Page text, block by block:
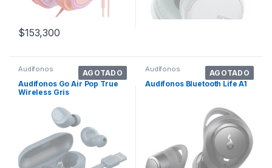
$153,300
AGOTADO
Audífonos
Audífonos Go Air Pop True
Wireless Gris
AGOTADO
Audífonos
Audífonos Bluetooth Life A1